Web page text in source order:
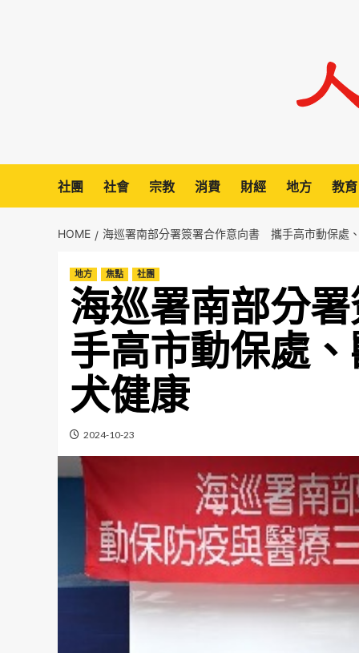
社團 社會 宗教 消費 財經 地方 教育
HOME 海巡署南部分署簽署合作意向書 攜手高市動保處
地方 焦點 社團
海巡署南部分
手高市動保處
犬健康
2024-10-23